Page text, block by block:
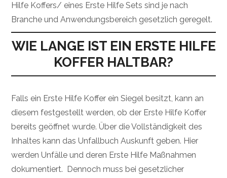
Hilfe Koffers/ eines Erste Hilfe Sets sind je nach
Branche und Anwendungsbereich gesetzlich geregelt.
WIE LANGE IST EIN ERSTE HILFE
KOFFER HALTBAR?
Falls ein Erste Hilfe Koffer ein Siegel besitzt, kann an
diesem festgestellt werden, ob der Erste Hilfe Koffer
bereits geöffnet wurde. Über die Vollständigkeit des
Inhaltes kann das Unfallbuch Auskunft geben. Hier
werden Unfälle und deren Erste Hilfe Maßnahmen
dokumentiert. Dennoch muss bei gesetzlicher